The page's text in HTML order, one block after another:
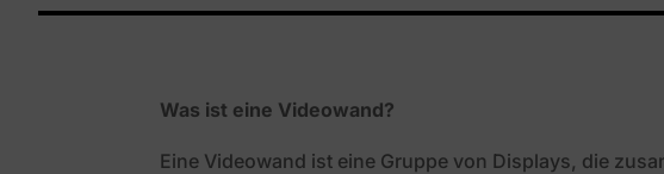
Was ist eine Videowand?
Eine Videowand ist eine Gruppe von Displays, die